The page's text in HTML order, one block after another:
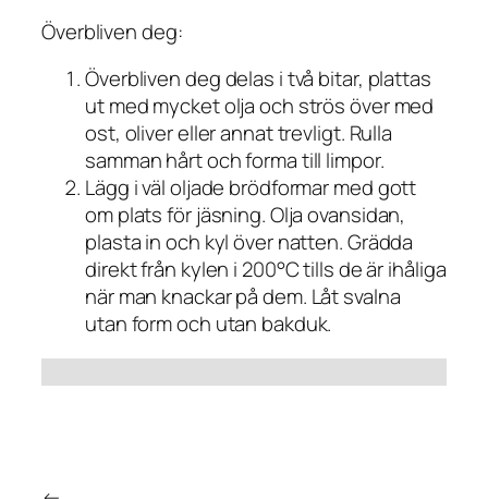
Överbliven deg:
Överbliven deg delas i två bitar, plattas
ut med mycket olja och strös över med
ost, oliver eller annat trevligt. Rulla
samman hårt och forma till limpor.
Lägg i väl oljade brödformar med gott
om plats för jäsning. Olja ovansidan,
plasta in och kyl över natten. Grädda
direkt från kylen i 200°C tills de är ihåliga
när man knackar på dem. Låt svalna
utan form och utan bakduk.